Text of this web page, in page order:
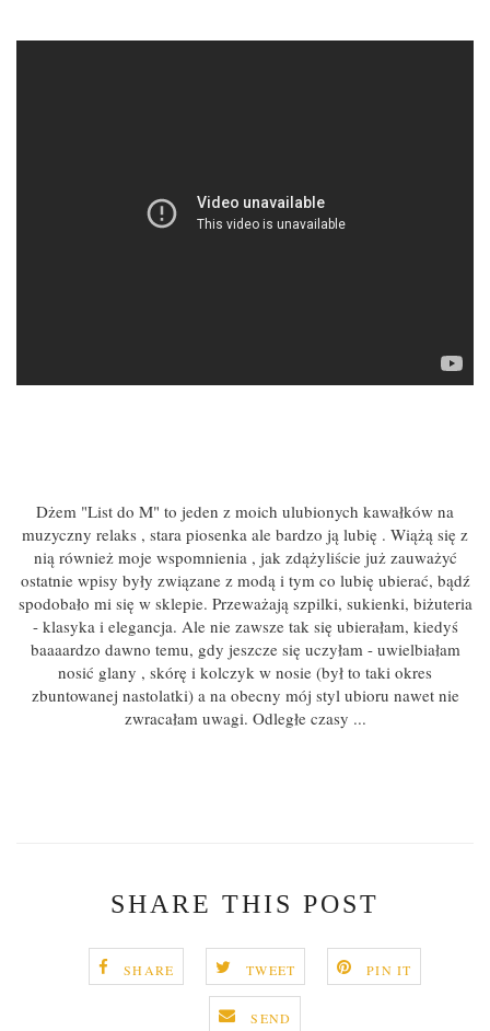
Dżem "List do M" to jeden z moich ulubionych kawałków na
muzyczny relaks , stara piosenka ale bardzo ją lubię . Wiążą się z
nią również moje wspomnienia , jak zdążyliście już zauważyć
ostatnie wpisy były związane z modą i tym co lubię ubierać, bądź
spodobało mi się w sklepie. Przeważają szpilki, sukienki, biżuteria
- klasyka i elegancja. Ale nie zawsze tak się ubierałam, kiedyś
baaaardzo dawno temu, gdy jeszcze się uczyłam - uwielbiałam
nosić glany , skórę i kolczyk w nosie (był to taki okres
zbuntowanej nastolatki) a na obecny mój styl ubioru nawet nie
zwracałam uwagi. Odległe czasy ...
SHARE THIS POST
SHARE TWEET PIN IT
SEND